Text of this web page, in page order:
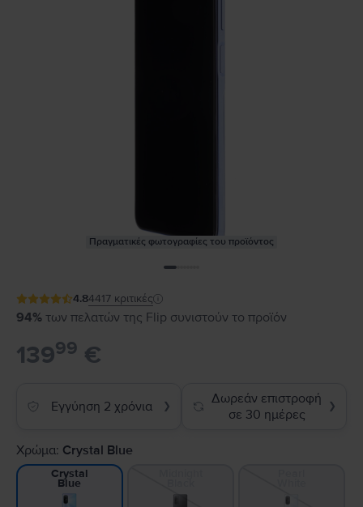
Πραγματικές φωτογραφίες του προϊόντος
4.84417 κριτικές
94% των πελατών της Flip συνιστούν το προϊόν
13999 €
Εγγύηση 2 χρόνια ❯
Δωρεάν επιστροφή
σε 30 ημέρες
❯
Χρώμα: Crystal Blue
Crystal
Blue